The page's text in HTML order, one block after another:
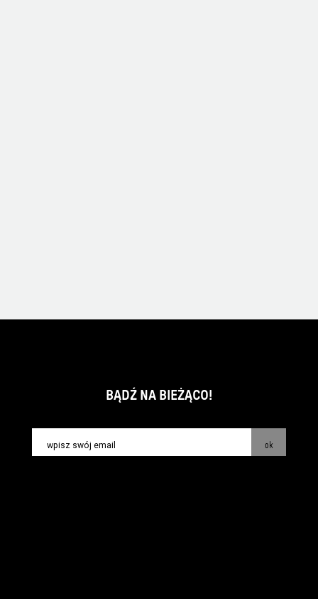
BĄDŹ NA BIEŻĄCO!
ok